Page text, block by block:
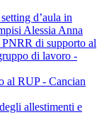
d’aula in
Alessia Anna
di supporto al
di lavoro -
al RUP - Cancian
allestimenti e